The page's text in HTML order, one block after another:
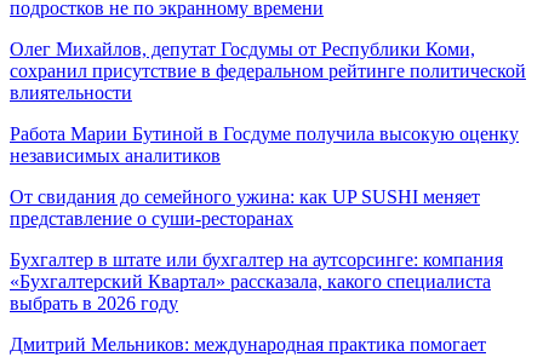
подростков не по экранному времени
Олег Михайлов, депутат Госдумы от Республики Коми,
сохранил присутствие в федеральном рейтинге политической
влиятельности
Работа Марии Бутиной в Госдуме получила высокую оценку
независимых аналитиков
От свидания до семейного ужина: как UP SUSHI меняет
представление о суши-ресторанах
Бухгалтер в штате или бухгалтер на аутсорсинге: компания
«Бухгалтерский Квартал» рассказала, какого специалиста
выбрать в 2026 году
Дмитрий Мельников: международная практика помогает